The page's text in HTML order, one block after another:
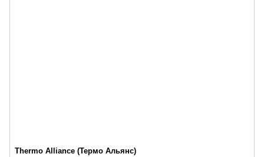
Thermo Alliance (Термо Альянс)